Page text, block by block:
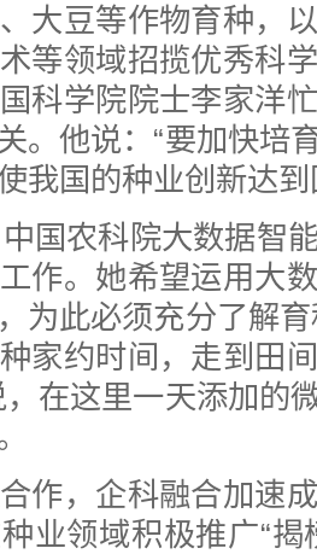
大豆等作物育种，
等领域招揽优秀科
科学院院士李家洋
。他说：“要加快培
我国的种业创新达
国农科院大数据智
作。她希望运用大
为此必须充分了解
家约时间，走到田
，在这里一天添加的
作，企科融合加速
业领域积极推广“揭